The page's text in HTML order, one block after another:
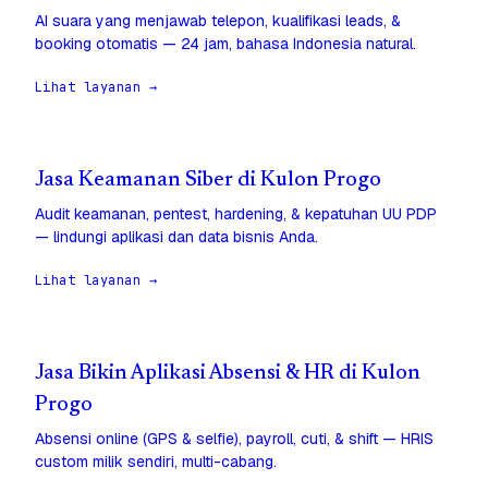
AI suara yang menjawab telepon, kualifikasi leads, &
booking otomatis — 24 jam, bahasa Indonesia natural.
Lihat layanan →
Jasa Keamanan Siber di Kulon Progo
Audit keamanan, pentest, hardening, & kepatuhan UU PDP
— lindungi aplikasi dan data bisnis Anda.
Lihat layanan →
Jasa Bikin Aplikasi Absensi & HR di Kulon
Progo
Absensi online (GPS & selfie), payroll, cuti, & shift — HRIS
custom milik sendiri, multi-cabang.